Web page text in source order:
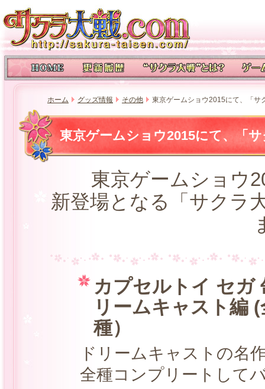
ホーム グッズ情報 その他 東京ゲームショウ2015にて、「サ
東京ゲームショウ2015にて、「
東京ゲームショウ
新登場となる「サクラ
カプセルトイ セガ
リームキャスト編
種）
ドリームキャストの名
全種コンプリートして